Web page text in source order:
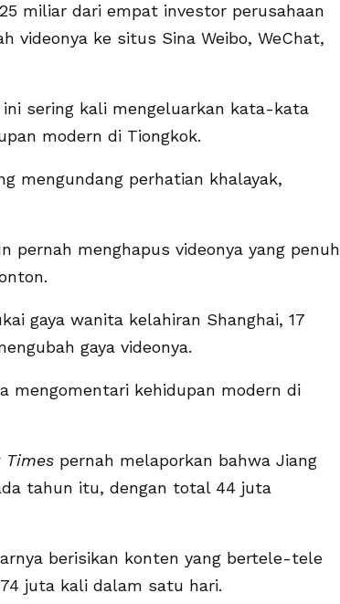
miliar dari empat investor perusahaan
videonya ke situs Sina Weibo, WeChat,
sering kali mengeluarkan kata-kata
modern di Tiongkok.
mengundang perhatian khalayak,
pernah menghapus videonya yang penuh
gaya wanita kelahiran Shanghai, 17
gaya videonya.
mengomentari kehidupan modern di
Times pernah melaporkan bahwa Jiang
tahun itu, dengan total 44 juta
berisikan konten yang bertele-tele
juta kali dalam satu hari.